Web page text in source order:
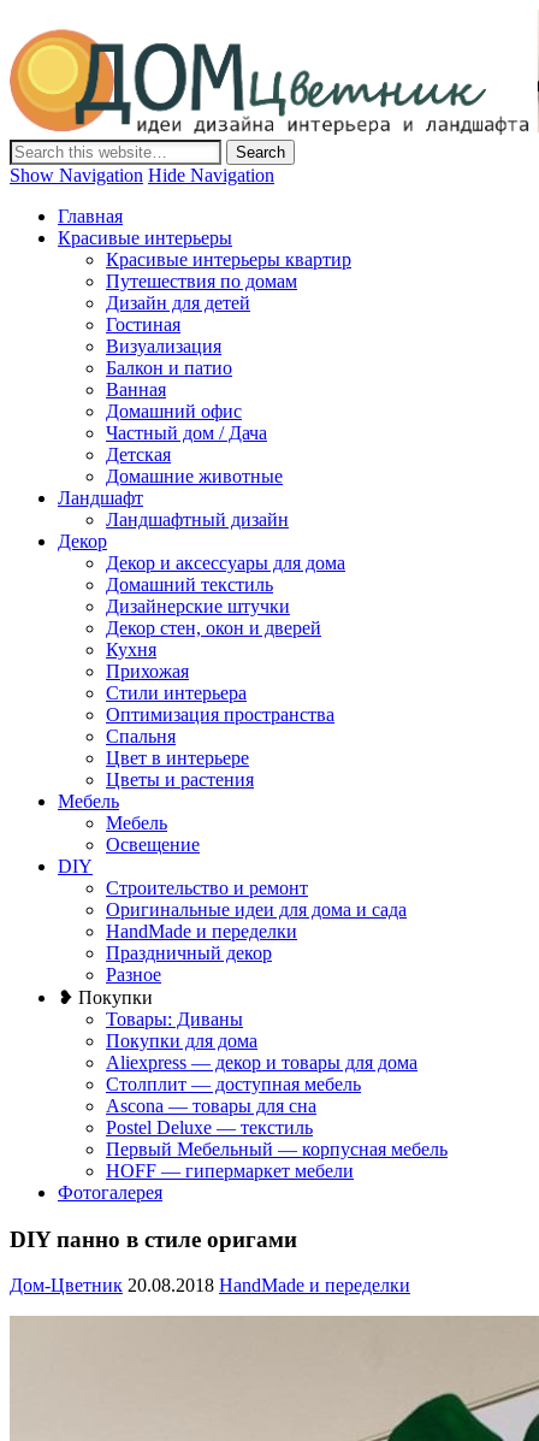
Дом-Цветник
Дизайн интерьера и ландшафта, декор и обустройство дома.
Идеи со всего мира.
Show Navigation Hide Navigation
Главная
Красивые интерьеры
Красивые интерьеры квартир
Путешествия по домам
Дизайн для детей
Гостиная
Визуализация
Балкон и патио
Ванная
Домашний офис
Частный дом / Дача
Детская
Домашние животные
Ландшафт
Ландшафтный дизайн
Декор
Декор и аксессуары для дома
Домашний текстиль
Дизайнерские штучки
Декор стен, окон и дверей
Кухня
Прихожая
Стили интерьера
Оптимизация пространства
Спальня
Цвет в интерьере
Цветы и растения
Мебель
Мебель
Освещение
DIY
Строительство и ремонт
Оригинальные идеи для дома и сада
HandMade и переделки
Праздничный декор
Разное
❥ Покупки
Товары: Диваны
Покупки для дома
Aliexpress — декор и товары для дома
Столплит — доступная мебель
Ascona — товары для сна
Postel Deluxe — текстиль
Первый Мебельный — корпусная мебель
HOFF — гипермаркет мебели
Фотогалерея
DIY панно в стиле оригами
Дом-Цветник 20.08.2018 HandMade и переделки